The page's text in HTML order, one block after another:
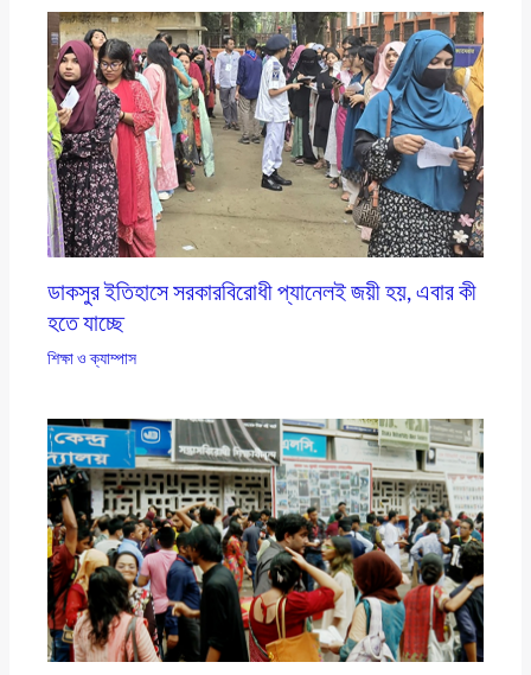
ডাকসুর ইতিহাসে সরকারবিরোধী প্যানেলই জয়ী হয়, এবার কী
হতে যাচ্ছে
শিক্ষা ও ক্যাম্পাস